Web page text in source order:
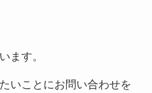
ます。
いことにお問い合わせを